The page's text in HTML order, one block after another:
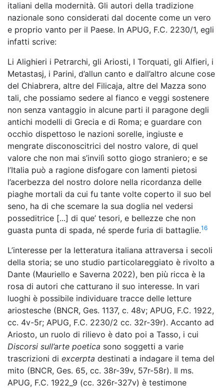
italiani della modernità. Gli autori della tradizione
nazionale sono considerati dal docente come un vero
e proprio vanto per il Paese. In APUG, F.C. 2230/1, egli
infatti scrive:
Li Alighieri i Petrarchi, gli Ariosti, I Torquati, gli Alfieri, i
Metastasj, i Parini, d’allun canto e dall’altro alcune cose
del Chiabrera, altre del Filicaja, altre del Mazza sono
tali, che possiamo sedere al fianco e veggi sostenere
non senza vantaggio in alcune parti il paragone degli
antichi modelli di Grecia e di Roma; e guardare con
occhio dispettoso le nazioni sorelle, ingiuste e
mengrate disconoscitrici del nostro valore, di quel
valore che non mai s’invilì sotto giogo straniero; e se
l’Italia può a ragione disfogare con lamenti pietosi
l’acerbezza del nostro dolore nella ricordanza delle
piaghe mortali da cui fu tante volte coperto il suo bel
seno, ha di che scemare la sua doglia nel vedersi
posseditrice [...] di que’ tesori, e bellezze che non
guasta punta di spada, né sperde furia di battaglie.16
L’interesse per la letteratura italiana attraversa i secoli
della storia; se uno studio particolareggiato è rivolto a
Dante (Mauriello e Saverna 2022), ben più ricca è la
rosa di autori che catturano il suo interesse. In vari
luoghi è possibile individuare tracce delle letture
ariostesche (BNCR, Ges. 1137, c. 48v; APUG, F.C. 1922,
cc. 4v-5r; APUG, F.C. 2230/2 cc. 32r-39r). Accanto ad
Ariosto, un ruolo di rilievo è dato poi a Tasso, i cui
Discorsi sull’arte poetica sono soggetti a varie
trascrizioni di excerpta destinati a indagare il tema del
mito (BNCR, Ges. 65, cc. 38r-39v, 57r-58r). Il ms.
APUG, F.C. 1922_9 (cc. 326r-327v) è testimone